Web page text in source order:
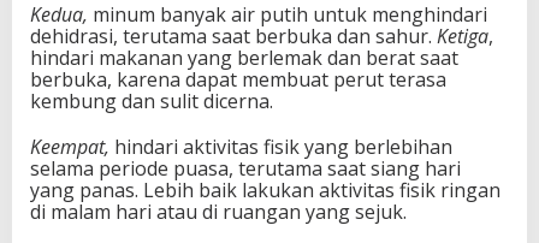
Kedua, minum banyak air putih untuk menghindari
dehidrasi, terutama saat berbuka dan sahur. Ketiga,
hindari makanan yang berlemak dan berat saat
berbuka, karena dapat membuat perut terasa
kembung dan sulit dicerna.
Keempat, hindari aktivitas fisik yang berlebihan
selama periode puasa, terutama saat siang hari
yang panas. Lebih baik lakukan aktivitas fisik ringan
di malam hari atau di ruangan yang sejuk.